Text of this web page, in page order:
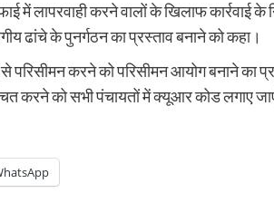
में लापरवाही करने वालों के खिलाफ कार्रवाई के
ढांचे के पुनर्गठन का प्रस्ताव बनाने को कहा।
परिसीमन करने को परिसीमन आयोग बनाने का
करने को सभी पंचायतों में क्यूआर कोड लगाए